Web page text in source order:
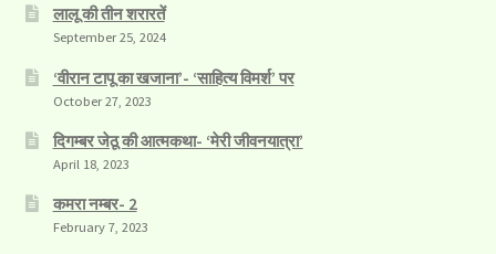
लालू की तीन शरारतें
September 25, 2024
‘वीरान टापू का खजाना’- ‘साहित्य विमर्श’ पर
October 27, 2023
दिगम्बर जेठू की आत्मकथा- ‘मेरी जीवनयात्रा’
April 18, 2023
कमरा नम्बर- 2
February 7, 2023